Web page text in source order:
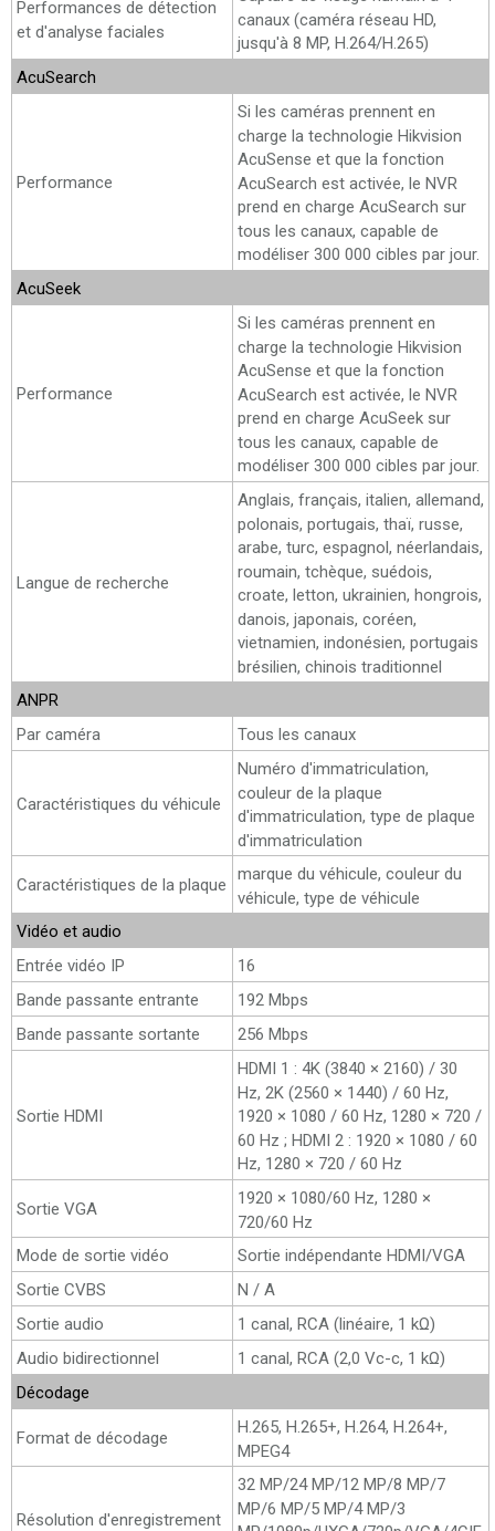
Performances de détection
et d'analyse faciales
canaux (caméra réseau HD,
jusqu'à 8 MP, H.264/H.265)
AcuSearch
Performance
Si les caméras prennent en
charge la technologie Hikvision
AcuSense et que la fonction
AcuSearch est activée, le NVR
prend en charge AcuSearch sur
tous les canaux, capable de
modéliser 300 000 cibles par jour.
AcuSeek
Performance
Si les caméras prennent en
charge la technologie Hikvision
AcuSense et que la fonction
AcuSearch est activée, le NVR
prend en charge AcuSeek sur
tous les canaux, capable de
modéliser 300 000 cibles par jour.
Langue de recherche
Anglais, français, italien, allemand,
polonais, portugais, thaï, russe,
arabe, turc, espagnol, néerlandais,
roumain, tchèque, suédois,
croate, letton, ukrainien, hongrois,
danois, japonais, coréen,
vietnamien, indonésien, portugais
brésilien, chinois traditionnel
ANPR
Par caméra
Tous les canaux
Caractéristiques du véhicule
Numéro d'immatriculation,
couleur de la plaque
d'immatriculation, type de plaque
d'immatriculation
Caractéristiques de la plaque
marque du véhicule, couleur du
véhicule, type de véhicule
Vidéo et audio
Entrée vidéo IP
16
Bande passante entrante
192 Mbps
Bande passante sortante
256 Mbps
Sortie HDMI
HDMI 1 : 4K (3840 × 2160) / 30
Hz, 2K (2560 × 1440) / 60 Hz,
1920 × 1080 / 60 Hz, 1280 × 720 /
60 Hz ; HDMI 2 : 1920 × 1080 / 60
Hz, 1280 × 720 / 60 Hz
Sortie VGA
1920 × 1080/60 Hz, 1280 ×
720/60 Hz
Mode de sortie vidéo
Sortie indépendante HDMI/VGA
Sortie CVBS
N / A
Sortie audio
1 canal, RCA (linéaire, 1 kΩ)
Audio bidirectionnel
1 canal, RCA (2,0 Vc-c, 1 kΩ)
Décodage
Format de décodage
H.265, H.265+, H.264, H.264+,
MPEG4
Résolution d'enregistrement
32 MP/24 MP/12 MP/8 MP/7
MP/6 MP/5 MP/4 MP/3